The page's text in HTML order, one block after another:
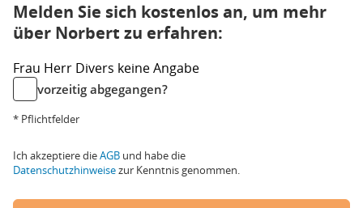
Melden Sie sich kostenlos an, um mehr
über Norbert zu erfahren:
Frau Herr Divers keine Angabe
vorzeitig abgegangen?
* Pflichtfelder
Ich akzeptiere dieAGB und habe die
Datenschutzhinweisezur Kenntnis genommen.